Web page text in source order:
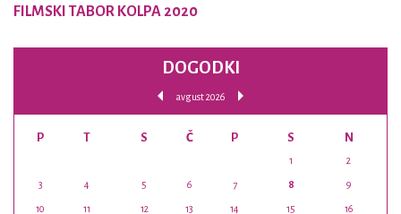
FILMSKI TABOR KOLPA 2020
DOGODKI
avgust 2026
P T S Č P S N
1 2
3 4 5 6 7 8 9
10 11 12 13 14 15 16